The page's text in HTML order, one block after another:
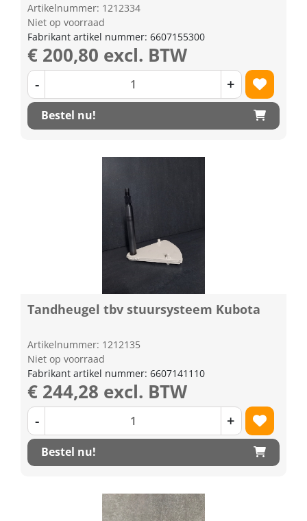
Artikelnummer: 1212334
Niet op voorraad
Fabrikant artikel nummer: 6607155300
€ 200,80 excl. BTW
- +
Bestel nu!
Tandheugel tbv stuursysteem Kubota
Artikelnummer: 1212135
Niet op voorraad
Fabrikant artikel nummer: 6607141110
€ 244,28 excl. BTW
- +
Bestel nu!